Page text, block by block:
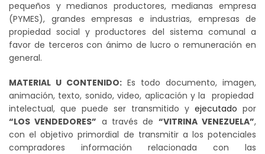
pequeños y medianos productores, medianas empresa
(PYMES), grandes empresas e industrias, empresas de
propiedad social y productores del sistema comunal a
favor de terceros con ánimo de lucro o remuneración en
general.
MATERIAL U CONTENIDO: Es todo documento, imagen,
animación, texto, sonido, video, aplicación y la propiedad
intelectual, que puede ser transmitido y ejecutado por
“LOS VENDEDORES” a través de “VITRINA VENEZUELA”,
con el objetivo primordial de transmitir a los potenciales
compradores información relacionada con las